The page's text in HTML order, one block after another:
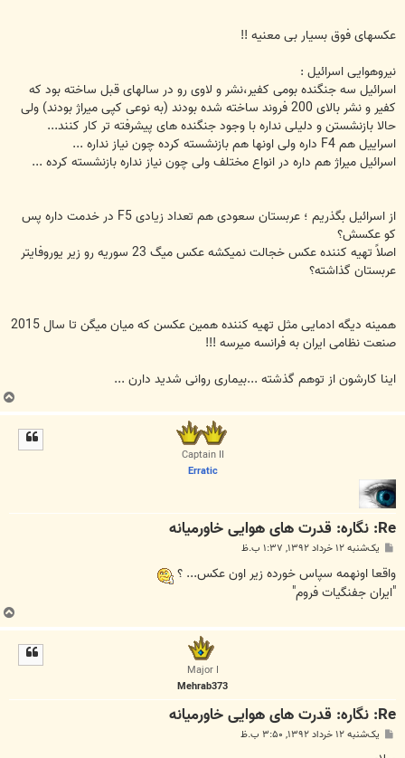
عکسهای فوق بسیار بی معنیه !!
نیروهوایی اسرائیل :
اسرائیل سه جنگنده بومی کفیر،نشر و لاوی رو در سالهای قبل ساخته بود که
کفیر و نشر بالای 200 فروند ساخته شده بودند (به نوعی کپی میراژ بودند) ولی
حالا بازنشستن و دلیلی نداره با وجود جنگنده های پیشرفته تر کار کنند...
اسراییل هم F4 داره ولی اونها هم بازنشسته کرده چون نیاز نداره ...
اسرائیل میراژ هم داره در انواع مختلف ولی چون نیاز نداره بازنشسته کرده ...
از اسرائیل بگذریم ؛ عربستان سعودی هم تعداد زیادی F5 در خدمت داره پس
کو عکسش؟
اصلاً تهیه کننده عکس خجالت نمیکشه عکس میگ 23 سوریه رو زیر یوروفایتر
عربستان گذاشته؟
همینه دیگه ادمایی مثل تهیه کننده همین عکسن که میان میگن تا سال 2015
صنعت نظامی ایران به فرانسه میرسه !!!
اینا کارشون از توهم گذشته ...بیماری روانی شدید دارن ...
Captain II
Erratic
Re: نگاره: قدرت هاى هوايى خاورميانه
ت
یک‌شنبه ۱۲ خرداد ۱۳۹۲, ۱:۳۷ ب.ظ
واقعا اونهمه سپاس خورده زیر اون عکس... ؟
"ایران جفنگیات فروم"
Major I
Mehrab373
Re: نگاره: قدرت هاى هوايى خاورميانه
یک‌شنبه ۱۲ خرداد ۱۳۹۲, ۳:۵۰ ب.ظ